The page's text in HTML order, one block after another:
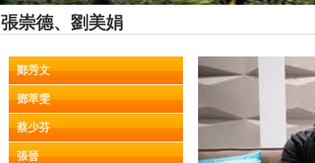
張崇德、劉美娟
鄭秀文
鄧萃雯
蔡少芬
張晉